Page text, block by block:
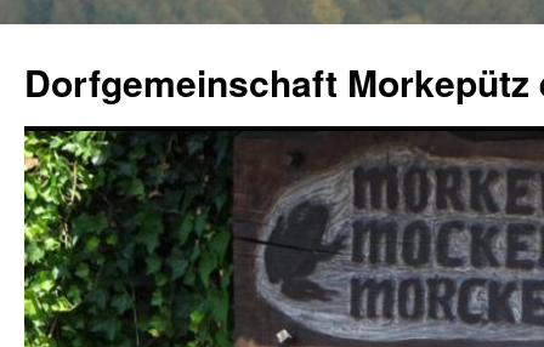
springen
Dorfgemeinschaft Morkepütz